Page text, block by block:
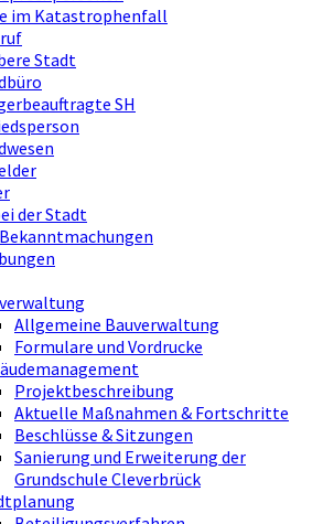
im Katastrophenfall
Stadt
SH
der Stadt
Allgemeine Bauverwaltung
Formulare und Vordrucke
Projektbeschreibung
Aktuelle Maßnahmen & Fortschritte
Beschlüsse & Sitzungen
Sanierung und Erweiterung der
Grundschule Cleverbrück